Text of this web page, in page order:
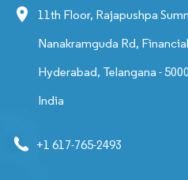
11th Floor, Rajapushpa
Nanakramguda Rd,
Hyderabad, Telangana -
India
+1 617-765-2493